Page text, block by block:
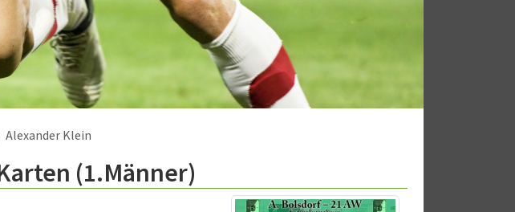
Alexander Klein
(1.Männer)